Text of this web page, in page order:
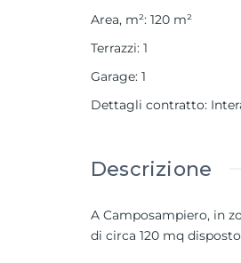
Area, m²: 120 m²
Terrazzi: 1
Garage: 1
Dettagli contratto:
Descrizione
A Camposampiero, in
di circa 120 mq